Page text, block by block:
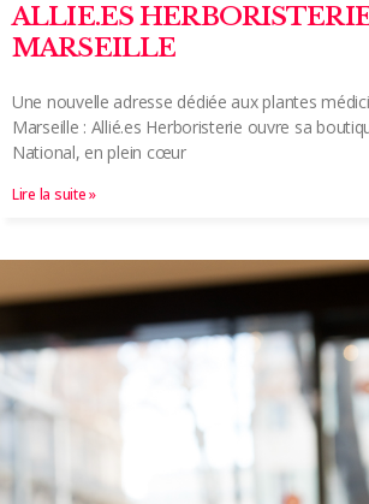
ALLIE.ES
MARSEILLE
Une nouvelle adresse dédiée aux plantes
Marseille : Allié.es Herboristerie ouvre sa
National, en plein cœur
Lire la suite »